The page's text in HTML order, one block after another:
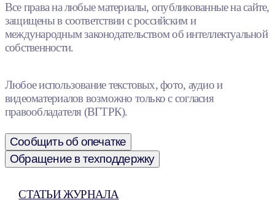
Все права на любые материалы, опубликованные на сайте,
защищены в соответствии с российским и
международным законодательством об интеллектуальной
собственности.
Любое использование текстовых, фото, аудио и
видеоматериалов возможно только с согласия
правообладателя (ВГТРК).
Сообщить об опечатке
Обращение в техподдержку
СТАТЬИ ЖУРНАЛА